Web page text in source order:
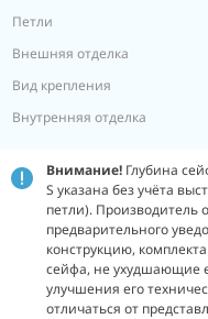
Петли
Внешняя отделка
Вид крепления
Внутренняя отделка
Внимание! Глубина
S указана без учёта
петли). Производитель
предварительного
конструкцию,
сейфа, не ухудшающие
улучшения его
отличаться от